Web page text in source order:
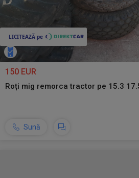
150 EUR
Roți mig remorca tractor pe 15.3
Sună